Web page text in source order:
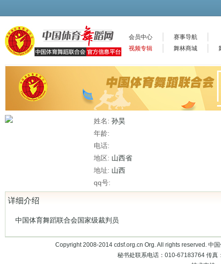
会员中心
赛事导航
视频专辑
舞林商城
姓名: 孙昊
年龄:
电话:
地区: 山西省
地址: 山西
qq号:
详细介绍
中国体育舞蹈联合会国家级裁判员
Copyright 2008-2014 cdsf.org.cn Org. All rights reserved. 中
秘书处联系电话：010-67183764 传